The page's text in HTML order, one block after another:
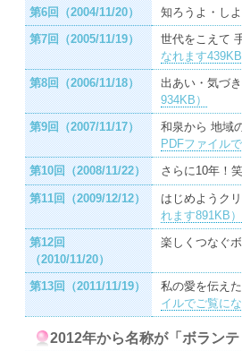
第6回（2004/11/20）
知ろうよ・し
第7回（2005/11/19）
世代をこえて
なれます439KB
第8回（2006/11/18）
出あい・気づ
934KB）
第9回（2007/11/17）
和泉から 地域
PDFファイル
第10回（2008/11/22）
さらに10年！
第11回（2009/12/12） はじめようク
れます891KB）
第12回
（2010/11/20）
楽しくつなぐ
第13回（2011/11/19）
私の愛を伝え
イルでご覧に
2012年から名称が「ボラン